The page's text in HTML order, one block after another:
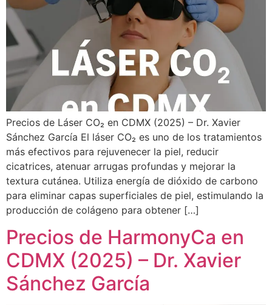
Precios de Láser CO₂ en CDMX (2025) – Dr. Xavier
Sánchez García El láser CO₂ es uno de los tratamientos
más efectivos para rejuvenecer la piel, reducir
cicatrices, atenuar arrugas profundas y mejorar la
textura cutánea. Utiliza energía de dióxido de carbono
para eliminar capas superficiales de piel, estimulando la
producción de colágeno para obtener […]
Precios de HarmonyCa en
CDMX (2025) – Dr. Xavier
Sánchez García